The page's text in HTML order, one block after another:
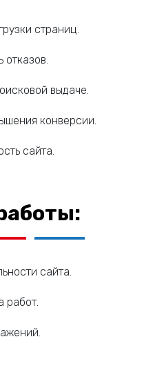
страниц.
отказов.
выдаче.
конверсии.
сайта.
сайта.
работ.